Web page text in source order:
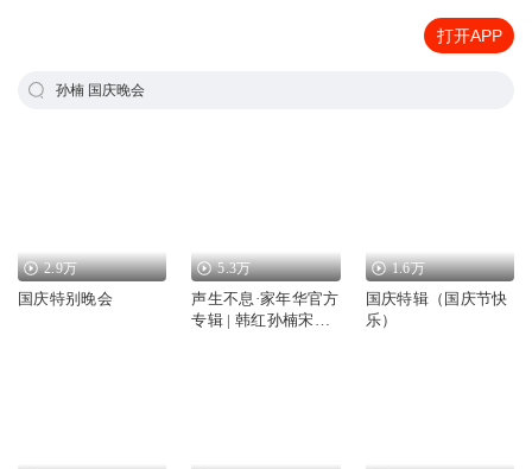
打开APP
孙楠 国庆晚会
2.9万
国庆特别晚会
5.3万
声生不息·家年华官方
专辑 | 韩红孙楠宋亚
1.6万
国庆特辑（国庆节快
乐）